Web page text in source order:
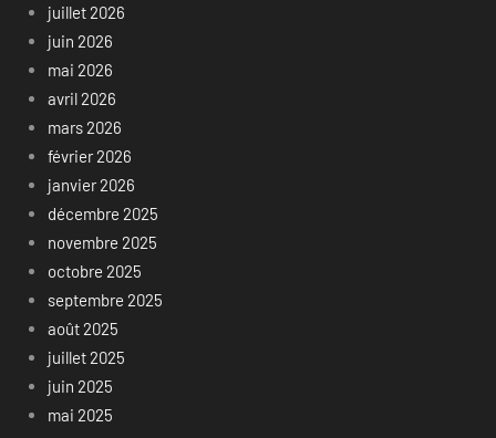
juillet 2026
juin 2026
mai 2026
avril 2026
mars 2026
février 2026
janvier 2026
décembre 2025
novembre 2025
octobre 2025
septembre 2025
août 2025
juillet 2025
juin 2025
mai 2025